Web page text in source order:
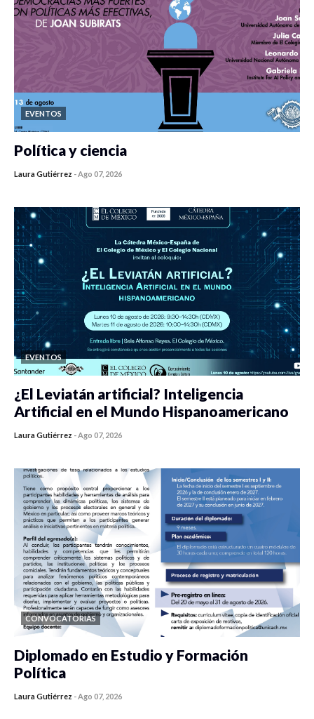
EVENTOS
Política y ciencia
Laura Gutiérrez - Ago 07, 2026
EVENTOS
¿El Leviatán artificial? Inteligencia
Artificial en el Mundo Hispanoamericano
Laura Gutiérrez - Ago 07, 2026
CONVOCATORIAS
Diplomado en Estudio y Formación
Política
Laura Gutiérrez - Ago 07, 2026